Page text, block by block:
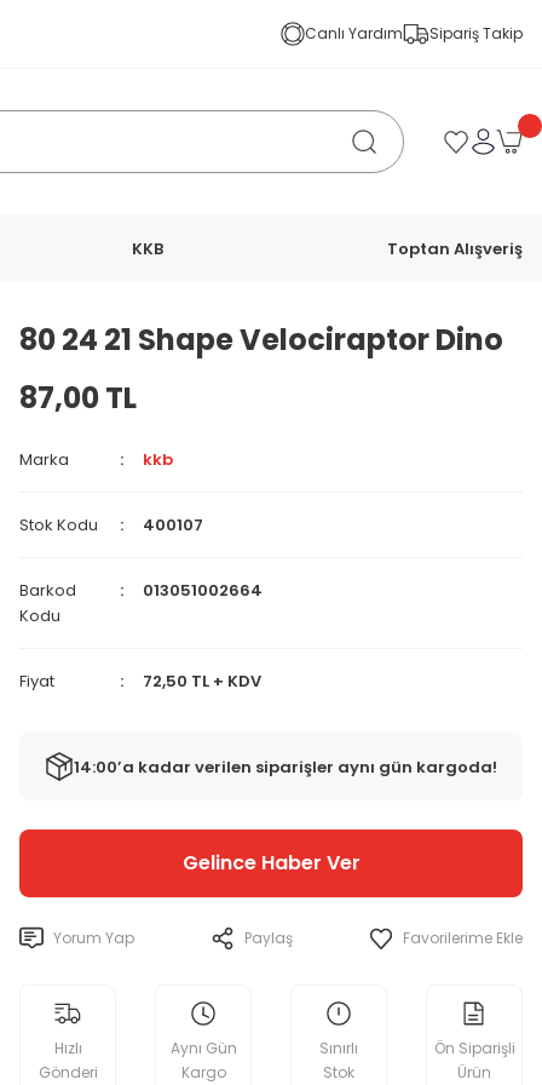
Canlı Yardım Sipariş Takip
KKB Toptan Alışveriş
80 24 21 Shape Velociraptor Dino
87,00 TL
Marka kkb
Stok Kodu 400107
Barkod
Kodu
013051002664
Fiyat 72,50 TL + KDV
14:00’a kadar verilen siparişler aynı gün kargoda!
Gelince Haber Ver
Yorum Yap Paylaş
Hızlı
Gönderi
Aynı Gün
Kargo
Sınırlı
Stok
Ön Siparişli
Ürün